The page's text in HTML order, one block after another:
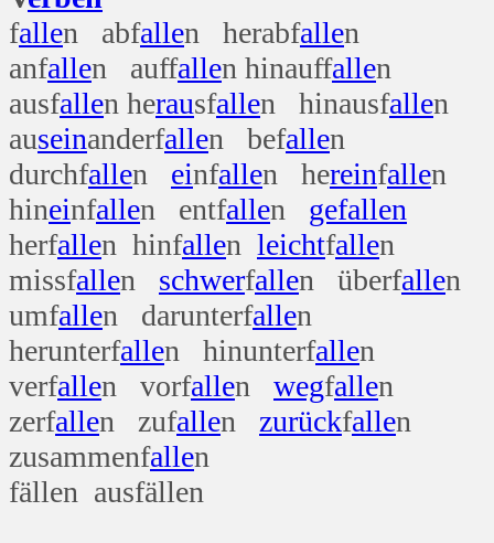
fallen abfallen herabfallen
anfallen auffallen hinauffallen
ausfallen herausfallen hinausfallen
auseinanderfallen befallen
durchfallen einfallen hereinfallen
hineinfallen entfallen gefallen
herfallen hinfallen leichtfallen
missfallen schwerfallen überfallen
umfallen darunterfallen
herunterfallen hinunterfallen
verfallen vorfallen wegfallen
zerfallen zufallen zurückfallen
zusammenfallen
fällen ausfällen